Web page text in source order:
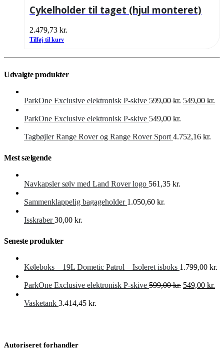
Cykelholder til taget (hjul monteret)
2.479,73 kr.
Tilføj til kurv
Udvalgte produkter
ParkOne Exclusive elektronisk P-skive 599,00kr. Den
599,00 kr..
549,00 kr.
ParkOne Exclusive elektronisk P-skive 549,00 kr.
Tagbøjler Range Rover og Range Rover Sport 4.752,16 kr.
Mest sælgende
Navkapsler sølv med Land Rover logo 561,35 kr.
Sammenklappelig bagageholder 1.050,60 kr.
Isskraber 30,00 kr.
Seneste produkter
Køleboks – 19L Dometic Patrol – Isoleret isboks 1.799,00 kr.
ParkOne Exclusive elektronisk P-skive 599,00kr. Den
549,00 kr.
Vasketank 3.414,45 kr.
Autoriseret forhandler